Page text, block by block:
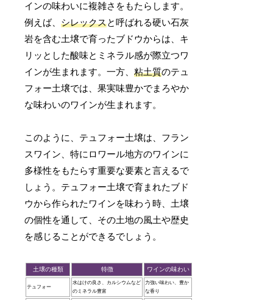
インの味わいに複雑さをもたらします。
例えば、シレックスと呼ばれる硬い石灰
岩を含む土壌で育ったブドウからは、キ
リッとした酸味とミネラル感が際立つワ
インが生まれます。一方、粘土質のテュ
フォー土壌では、果実味豊かでまろやか
な味わいのワインが生まれます。
このように、テュフォー土壌は、フラン
スワイン、特にロワール地方のワインに
多様性をもたらす重要な要素と言えるで
しょう。テュフォー土壌で育まれたブド
ウから作られたワインを味わう時、土壌
の個性を通して、その土地の風土や歴史
を感じることができるでしょう。
土壌の種類 特徴 ワインの味わい
テュフォー
水はけの良さ、カルシウムなど
のミネラル豊富
力強い味わい、豊か
な香り